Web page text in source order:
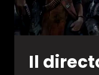
Il